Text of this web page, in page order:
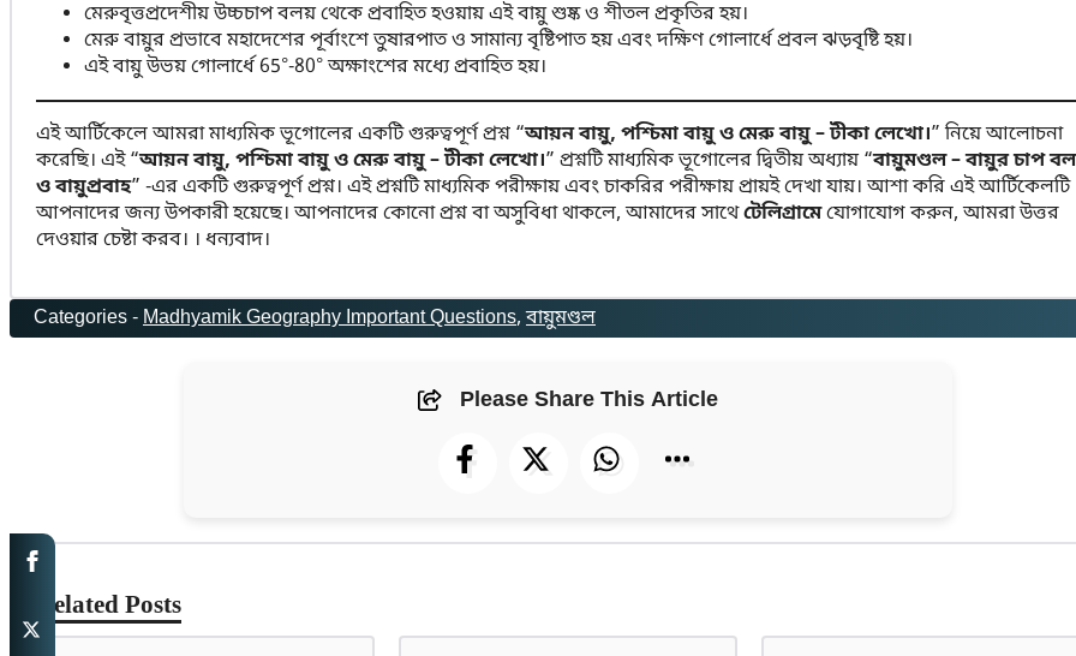
মেরুবৃত্তপ্রদেশীয় উচ্চচাপ বলয় থেকে প্রবাহিত হওয়ায় এই বায়ু শুষ্ক ও শীতল প্রকৃতির হয়।
মেরু বায়ুর প্রভাবে মহাদেশের পূর্বাংশে তুষারপাত ও সামান্য বৃষ্টিপাত হয় এবং দক্ষিণ গোলার্ধে প্রবল ঝড়বৃষ্টি হয়।
এই বায়ু উভয় গোলার্ধে 65°-80° অক্ষাংশের মধ্যে প্রবাহিত হয়।
এই আর্টিকেলে আমরা মাধ্যমিক ভূগোলের একটি গুরুত্বপূর্ণ প্রশ্ন “আয়ন বায়ু, পশ্চিমা বায়ু ও মেরু বায়ু – টীকা লেখো।” নিয়ে আলোচনা
করেছি। এই “আয়ন বায়ু, পশ্চিমা বায়ু ও মেরু বায়ু – টীকা লেখো।” প্রশ্নটি মাধ্যমিক ভূগোলের দ্বিতীয় অধ্যায় “বায়ুমণ্ডল – বায়ুর চাপ
ও বায়ুপ্রবাহ” -এর একটি গুরুত্বপূর্ণ প্রশ্ন। এই প্রশ্নটি মাধ্যমিক পরীক্ষায় এবং চাকরির পরীক্ষায় প্রায়ই দেখা যায়। আশা করি এই আর্টিকেলটি
আপনাদের জন্য উপকারী হয়েছে। আপনাদের কোনো প্রশ্ন বা অসুবিধা থাকলে, আমাদের সাথেটেলিগ্রামেযোগাযোগ করুন, আমরা উত্তর
দেওয়ার চেষ্টা করব। । ধন্যবাদ।
Categories -Madhyamik Geography Important Questions, বায়ুমণ্ডল
Please Share This Article
Related Posts